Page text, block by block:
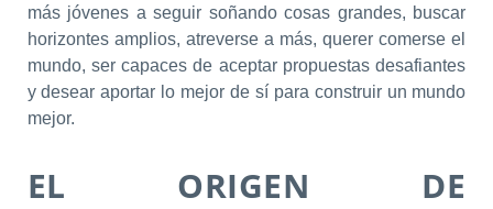
más jóvenes a seguir soñando cosas grandes, buscar
horizontes amplios, atreverse a más, querer co­merse el
mundo, ser capaces de aceptar propuestas de­safiantes
y desear aportar lo mejor de sí para construir un mundo
mejor.
EL ORIGEN DE